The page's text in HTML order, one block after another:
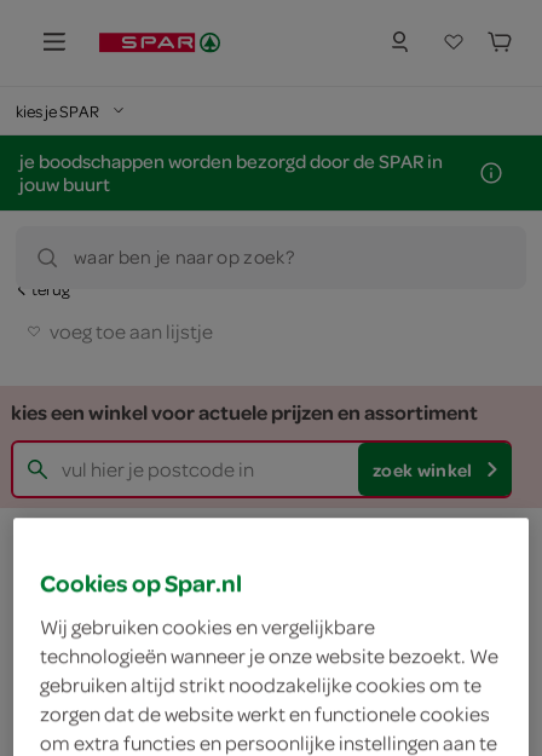
kies je SPAR
je boodschappen worden bezorgd door de SPAR in
jouw buurt
waar ben je naar op zoek?
terug
voeg toe aan lijstje
kies een winkel voor actuele prijzen en assortiment
zoek winkel
Cookies op Spar.nl
Wij gebruiken cookies en vergelijkbare
technologieën wanneer je onze website bezoekt. We
gebruiken altijd strikt noodzakelijke cookies om te
zorgen dat de website werkt en functionele cookies
om extra functies en persoonlijke instellingen aan te